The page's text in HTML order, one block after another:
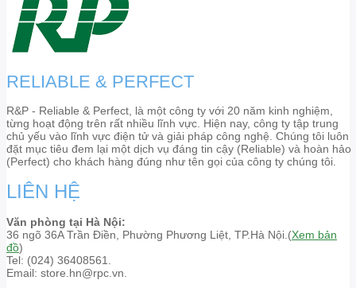
RELIABLE & PERFECT
R&P - Reliable & Perfect, là một công ty với 20 năm kinh nghiệm,
từng hoạt động trên rất nhiều lĩnh vực. Hiện nay, công ty tập trung
chủ yếu vào lĩnh vực điện tử và giải pháp công nghệ. Chúng tôi luôn
đặt mục tiêu đem lại một dịch vụ đáng tin cậy (Reliable) và hoàn hảo
(Perfect) cho khách hàng đúng như tên gọi của công ty chúng tôi.
LIÊN HỆ
Văn phòng tại Hà Nội:
36 ngõ 36A Trần Điền, Phường Phương Liệt, TP.Hà Nội.(Xem bản
đồ)
Tel: (024) 36408561.
Email: store.hn@rpc.vn.